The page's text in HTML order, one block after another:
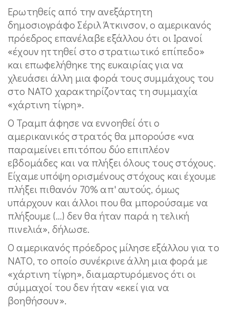
Ερωτηθείς από την ανεξάρτητη
δημοσιογράφο Σέριλ Άτκινσον, ο αμερικανός
πρόεδρος επανέλαβε εξάλλου ότι οι Ιρανοί
«έχουν ηττηθεί στο στρατιωτικό επίπεδο»
και επωφελήθηκε της ευκαιρίας για να
χλευάσει άλλη μια φορά τους συμμάχους του
στο ΝΑΤΟ χαρακτηρίζοντας τη συμμαχία
«χάρτινη τίγρη».
Ο Τραμπ άφησε να εννοηθεί ότι ο
αμερικανικός στρατός θα μπορούσε «να
παραμείνει επιτόπου δύο επιπλέον
εβδομάδες και να πλήξει όλους τους στόχους.
Είχαμε υπόψη ορισμένους στόχους και έχουμε
πλήξει πιθανόν 70% απ' αυτούς, όμως
υπάρχουν και άλλοι που θα μπορούσαμε να
πλήξουμε (...) δεν θα ήταν παρά η τελική
πινελιά», δήλωσε.
Ο αμερικανός πρόεδρος μίλησε εξάλλου για το
ΝΑΤΟ, το οποίο συνέκρινε άλλη μια φορά με
«χάρτινη τίγρη», διαμαρτυρόμενος ότι οι
σύμμαχοί του δεν ήταν «εκεί για να
βοηθήσουν».